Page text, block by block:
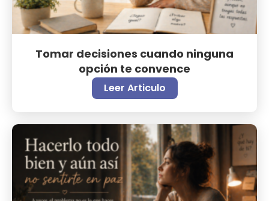
Tomar decisiones cuando ninguna
opción te convence
Leer Articulo